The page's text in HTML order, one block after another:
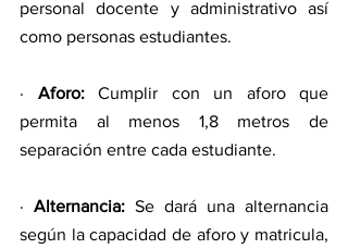
personal docente y administrativo así
como personas estudiantes.
· Aforo: Cumplir con un aforo que
permita al menos 1,8 metros de
separación entre cada estudiante.
· Alternancia: Se dará una alternancia
según la capacidad de aforo y matricula,